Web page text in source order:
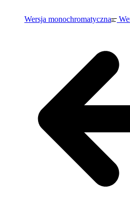
Wersja monochromatyczna